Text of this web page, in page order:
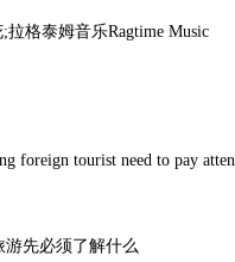
格泰姆音乐Ragtime Music
foreign tourist need to pay
先必须了解什么